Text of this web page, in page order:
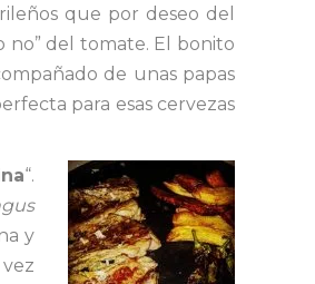
que por deseo del
no” del tomate. El bonito
de unas papas
para esas cervezas
“.
y